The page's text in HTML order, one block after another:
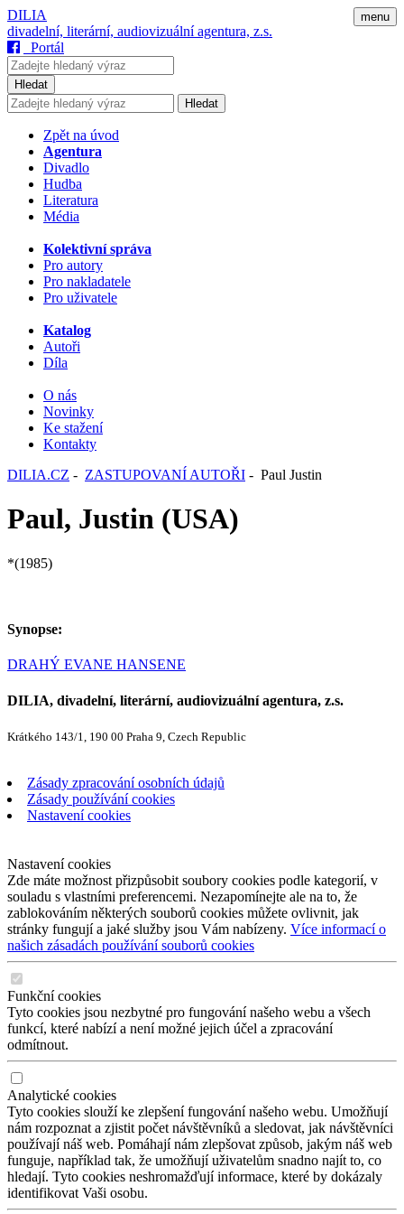
menu
DILIA
divadelní, literární, audiovizuální agentura, z.s.
Portál
Hledat
Hledat
Zpět na úvod
Agentura
Divadlo
Hudba
Literatura
Média
Kolektivní správa
Pro autory
Pro nakladatele
Pro uživatele
Katalog
Autoři
Díla
O nás
Novinky
Ke stažení
Kontakty
DILIA.CZ - ZASTUPOVANÍ AUTOŘI - Paul Justin
Paul, Justin (USA)
*(1985)
Synopse:
DRAHÝ EVANE HANSENE
DILIA, divadelní, literární, audiovizuální agentura, z.s.
Krátkého 143/1, 190 00 Praha 9, Czech Republic
Zásady zpracování osobních údajů
Zásady používání cookies
Nastavení cookies
Nastavení cookies
Zde máte možnost přizpůsobit soubory cookies podle kategorií, v
souladu s vlastními preferencemi. Nezapomínejte ale na to, že
zablokováním některých souborů cookies můžete ovlivnit, jak
stránky fungují a jaké služby jsou Vám nabízeny. Více informací o
našich zásadách používání souborů cookies
Funkční cookies
Tyto cookies jsou nezbytné pro fungování našeho webu a všech
funkcí, které nabízí a není možné jejich účel a zpracování
odmítnout.
Analytické cookies
Tyto cookies slouží ke zlepšení fungování našeho webu. Umožňují
nám rozpoznat a zjistit počet návštěvníků a sledovat, jak návštěvníci
používají náš web. Pomáhají nám zlepšovat způsob, jakým náš web
funguje, například tak, že umožňují uživatelům snadno najít to, co
hledají. Tyto cookies neshromažďují informace, které by dokázaly
identifikovat Vaši osobu.